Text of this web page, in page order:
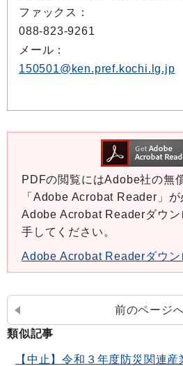
ファックス：
088-823-9261
メール：
150501@ken.pref.kochi.lg.jp
PDFの閲覧にはAdobe社の無
「Adobe Acrobat Reader」
Adobe Acrobat Readerダウン
手してください。
Adobe Acrobat Readerダウン
前のページ
類似記事
【中止】令和３年度防災関連